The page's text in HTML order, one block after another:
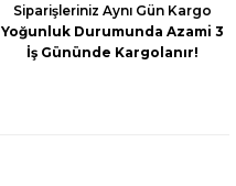
Siparişleriniz Aynı Gün Kargo
Yoğunluk Durumunda Azami 3
İş Gününde Kargolanır!